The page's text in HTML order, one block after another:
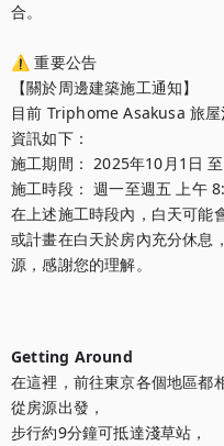
合。
⚠️ 重要公告
【關於周邊建築施工通知】
目前 Triphome Asakusa 旅
資訊如下：
施工期間： 2025年10月1日
施工時段： 週一至週五 上午
在上述施工時段內，白天可能
或計畫在白天於房內充分休息
源，感謝您的理解。
Getting Around
在這裡，前往東京各個地區都
從房源出發，
步行約9分鐘可抵達淺草站，